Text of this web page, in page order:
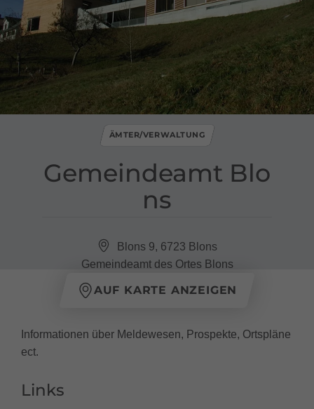
Gemeindeamt Blo
ns
ÄMTER/VERWALTUNG
Blons 9, 6723 Blons
Gemeindeamt des Ortes Blons
AUF KARTE ANZEIGEN
Informationen über Meldewesen, Prospekte, Ortspläne
ect.
Links